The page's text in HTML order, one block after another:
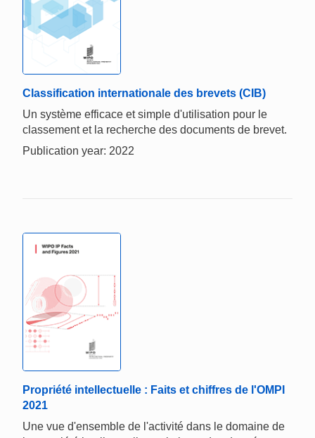
Classification internationale des brevets (CIB)
Un système efficace et simple d'utilisation pour le
classement et la recherche des documents de brevet.
Publication year: 2022
Propriété intellectuelle : Faits et chiffres de l'OMPI
2021
Une vue d'ensemble de l'activité dans le domaine de